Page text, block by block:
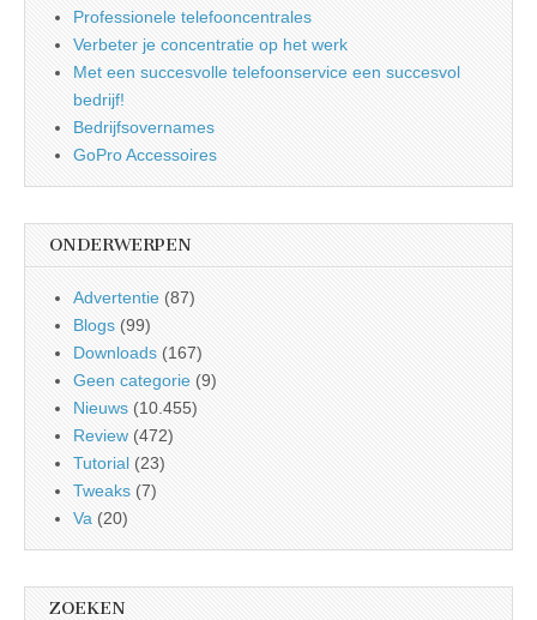
Professionele telefooncentrales
Verbeter je concentratie op het werk
Met een succesvolle telefoonservice een succesvol
bedrijf!
Bedrijfsovernames
GoPro Accessoires
ONDERWERPEN
Advertentie (87)
Blogs (99)
Downloads (167)
Geen categorie (9)
Nieuws (10.455)
Review (472)
Tutorial (23)
Tweaks (7)
Va (20)
ZOEKEN